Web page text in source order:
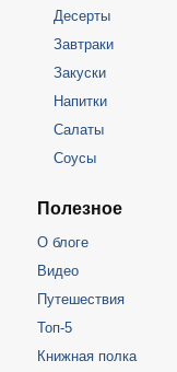
Десерты
Завтраки
Закуски
Напитки
Салаты
Соусы
Полезное
О блоге
Видео
Путешествия
Топ-5
Книжная полка